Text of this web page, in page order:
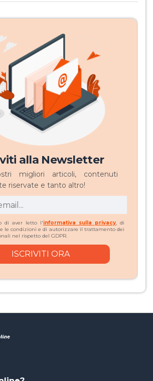
alla Newsletter
migliori articoli, contenuti
riservate e tanto altro!
di aver letto l'informativa sulla privacy, di
le condizioni e di autorizzare il trattamento dei
nel rispetto del GDPR.